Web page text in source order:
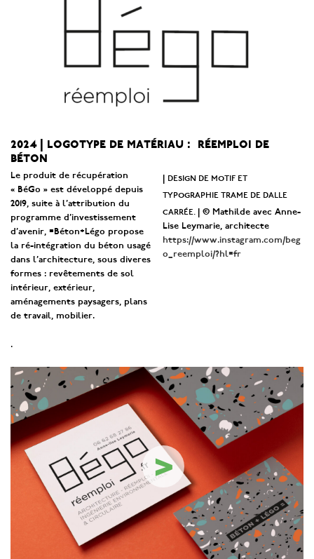
2024 | logotype de matériau : réemploi de
béton
Le produit de récupération
« BéGo » est développé depuis
2019, suite à l’attribution du
programme d’investissement
d’avenir, =Béton+Légo propose
la ré-intégration du béton usagé
dans l’architecture, sous diveres
formes : revêtements de sol
intérieur, extérieur,
aménagements paysagers, plans
de travail, mobilier.
.
design de motif et
typographie trame de dalle
carrée.
| © Mathilde avec Anne-
Lise Leymarie, architecte
https://www.instagram.com/beg
o_reemploi/?hl=fr
>